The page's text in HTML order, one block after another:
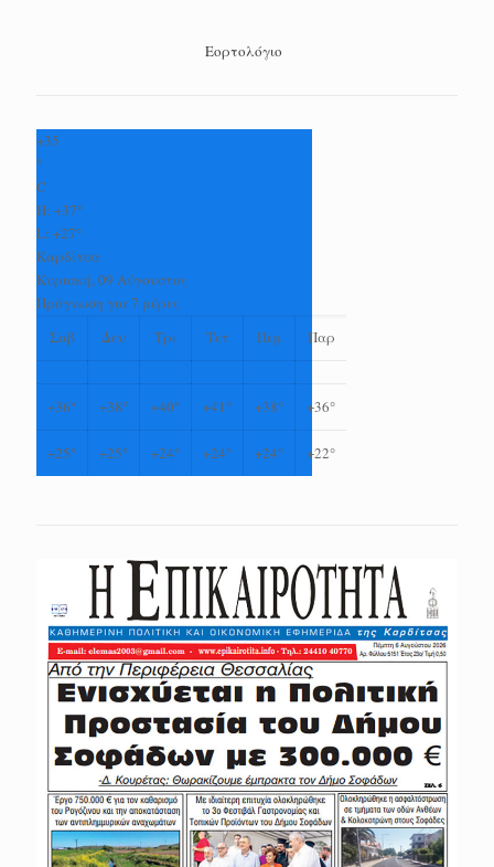
Εορτολόγιο
+35
°
C
H: +37°
L: +27°
Καρδίτσα
Κυριακή, 09 Αύγουστος
Πρόγνωση για 7 μέρες
Σαβ
Δευ Τρι Τετ Πεμ Παρ
+36° +38° +40° +41° +38° +36°
+25° +25° +24° +24° +24° +22°